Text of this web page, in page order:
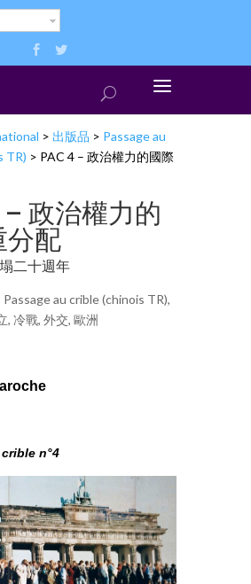
> 出版品 > Passage au
TR) > PAC 4 – 政治權力的國際
– 政治權力的
分配
二十週年
Passage au crible (chinois TR),
, 冷戰, 外交, 歐洲
n°4